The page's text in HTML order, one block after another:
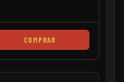
COMPRAR